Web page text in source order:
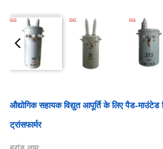
औद्योगिक सहायक विद्युत आपूर्ति के लिए पैड-
ट्रांसफार्मर